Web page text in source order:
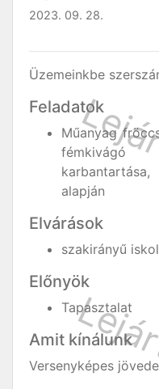
2023. 09. 28.
Üzemeinkbe
Feladatok
Műanyag
fémkivágó
alapján
Elvárások
szakirányű
Előnyök
Tapasztalat
Amit kínálunk
Versenyképes